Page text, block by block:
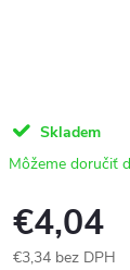
Skladem
€4,04
€3,34 bez DPH